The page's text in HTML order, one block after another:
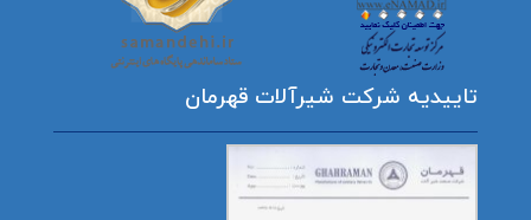
تاییدیه شرکت شیرآلات قهرمان